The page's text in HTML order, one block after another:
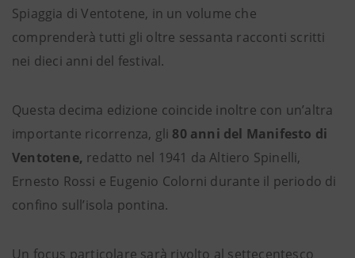
Spiaggia di Ventotene, in un volume che
comprenderà tutti gli oltre sessanta racconti scritti
nei dieci anni del festival.
Questa decima edizione coincide inoltre con un’altra
importante ricorrenza, gli 80 anni del Manifesto di
Ventotene, redatto nel 1941 da Altiero Spinelli,
Ernesto Rossi e Eugenio Colorni durante il periodo di
confino sull’isola pontina.
Un focus particolare sarà rivolto al settecentesco